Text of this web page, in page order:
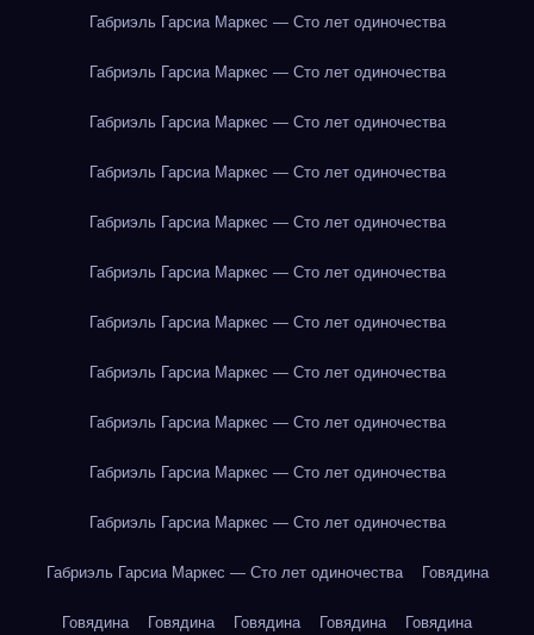
Габриэль Гарсиа Маркес — Сто лет одиночества
Габриэль Гарсиа Маркес — Сто лет одиночества
Габриэль Гарсиа Маркес — Сто лет одиночества
Габриэль Гарсиа Маркес — Сто лет одиночества
Габриэль Гарсиа Маркес — Сто лет одиночества
Габриэль Гарсиа Маркес — Сто лет одиночества
Габриэль Гарсиа Маркес — Сто лет одиночества
Габриэль Гарсиа Маркес — Сто лет одиночества
Габриэль Гарсиа Маркес — Сто лет одиночества
Габриэль Гарсиа Маркес — Сто лет одиночества
Габриэль Гарсиа Маркес — Сто лет одиночества
Габриэль Гарсиа Маркес — Сто лет одиночества Говядина
Говядина Говядина Говядина Говядина Говядина